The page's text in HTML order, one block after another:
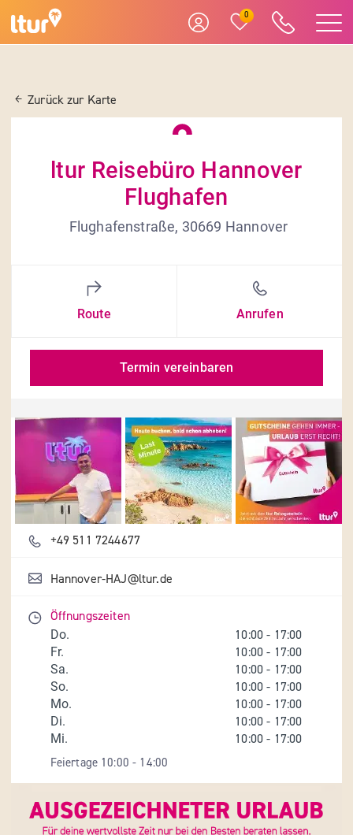
0
Zurück zur Karte
ltur Reisebüro Hannover
Flughafen
Flughafenstraße, 30669 Hannover
Route Anrufen
Termin vereinbaren
Details und Fotos
+49 511 7244677
Hannover-HAJ@ltur.de
Öffnungszeiten
Do. 10:00 - 17:00
Fr. 10:00 - 17:00
Sa. 10:00 - 17:00
So. 10:00 - 17:00
Mo. 10:00 - 17:00
Di. 10:00 - 17:00
Mi. 10:00 - 17:00
Feiertage 10:00 - 14:00